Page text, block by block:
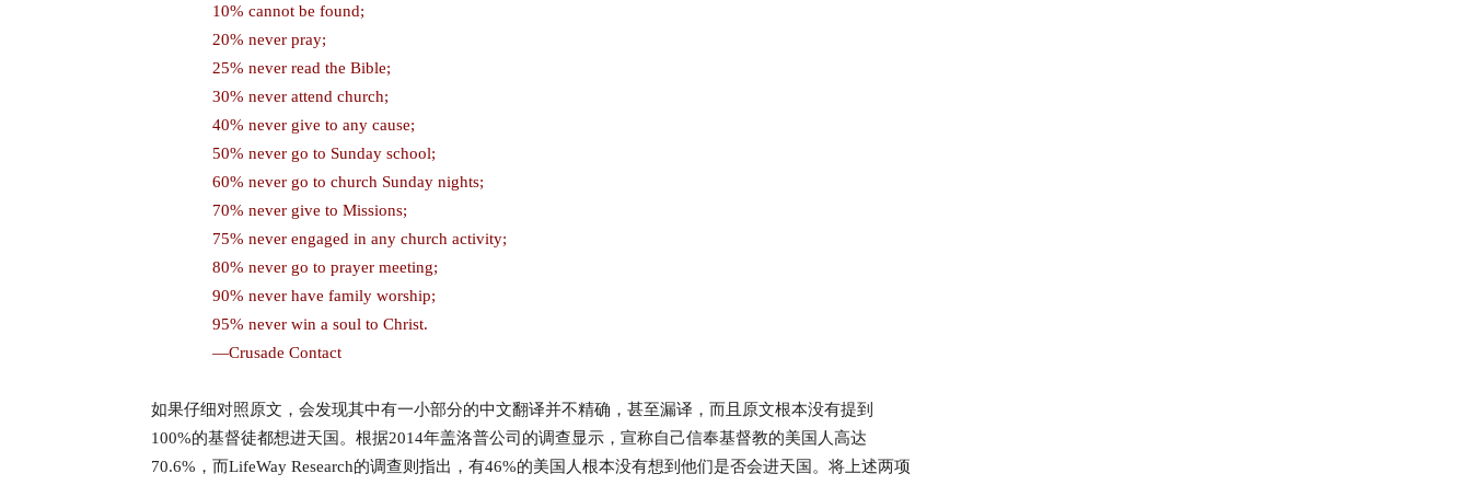
10% cannot be found;
20% never pray;
25% never read the Bible;
30% never attend church;
40% never give to any cause;
50% never go to Sunday school;
60% never go to church Sunday nights;
70% never give to Missions;
75% never engaged in any church activity;
80% never go to prayer meeting;
90% never have family worship;
95% never win a soul to Christ.
—Crusade Contact
如果仔细对照原文，会发现其中有一小部分的中文翻译并不精确，甚至漏译，而且原文根本没有提到
100%的基督徒都想进天国。根据2014年盖洛普公司的调查显示，宣称自己信奉基督教的美国人高达
70.6%，而LifeWay Research的调查则指出，有46%的美国人根本没有想到他们是否会进天国。将上述两项